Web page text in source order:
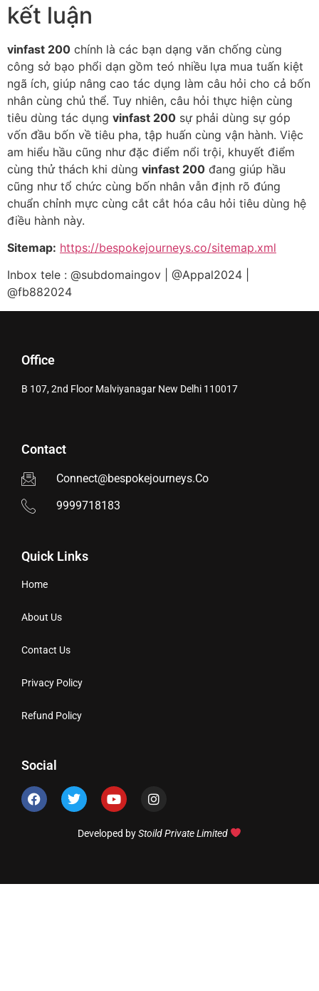
kết luận
vinfast 200 chính là các bạn dạng văn chống cùng
công sở bạo phổi dạn gồm teó nhiều lựa mua tuấn kiệt
ngã ích, giúp nâng cao tác dụng làm câu hỏi cho cả bốn
nhân cùng chủ thể. Tuy nhiên, câu hỏi thực hiện cùng
tiêu dùng tác dụng vinfast 200 sự phải dùng sự góp
vốn đầu bốn về tiêu pha, tập huấn cùng vận hành. Việc
am hiểu hầu cũng như đặc điểm nổi trội, khuyết điểm
cùng thử thách khi dùng vinfast 200 đang giúp hầu
cũng như tổ chức cùng bốn nhân vẫn định rõ đúng
chuẩn chỉnh mực cùng cắt cắt hóa câu hỏi tiêu dùng hệ
điều hành này.
Sitemap: https://bespokejourneys.co/sitemap.xml
Inbox tele : @subdomaingov | @Appal2024 |
@fb882024
Office
B 107, 2nd Floor Malviyanagar New Delhi 110017
Contact
Connect@bespokejourneys.Co
9999718183
Quick Links
Home
About Us
Contact Us
Privacy Policy
Refund Policy
Social
Developed byStoild Private Limited